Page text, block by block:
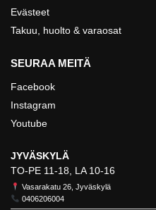
Evästeet
Takuu, huolto & varaosat
SEURAA MEITÄ
Facebook
Instagram
Youtube
JYVÄSKYLÄ
TO-PE 11-18, LA 10-16
Vasarakatu 26, Jyväskylä
0406206004